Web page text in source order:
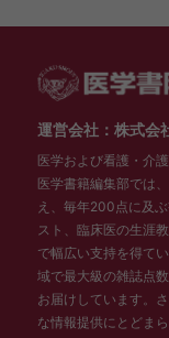
運営会社：株式会
医学および看護・介
医学書籍編集部では
え、毎年200点に及
スト、臨床医の生涯
で幅広い支持を得て
域で最大級の雑誌点
お届けしています。
な情報提供にとどま